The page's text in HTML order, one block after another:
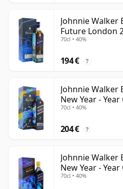
Johnnie Walker
Future London
70cl • 40%
194 € ?
Johnnie Walker
New Year -
70cl • 40%
204 € ?
Johnnie Walker
New Year -
70cl • 40%